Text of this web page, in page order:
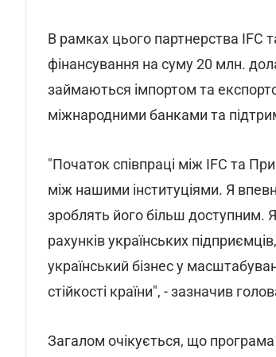
В рамках цього партнерства IFC
фінансування на суму 20 млн.
займаються імпортом та
міжнародними банками та
"Початок співпраці між IFC та
між нашими інституціями. Я
зроблять його більш доступним.
рахунків українських
український бізнес у
стійкості країни", - зазначив
Загалом очікується, що програма